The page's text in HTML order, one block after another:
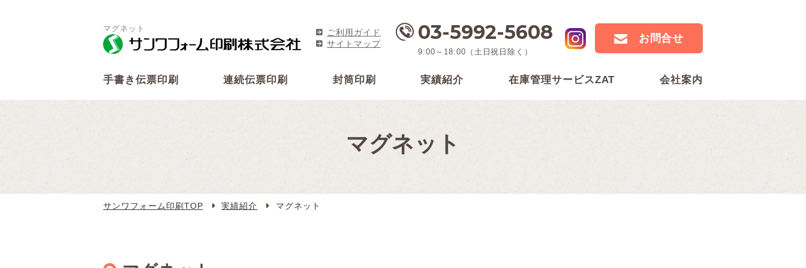
マグネット
ご利用ガイド
サイトマップ
03-5992-5608
9:00～18:00（土日祝日除く）
お問合せ
手書き伝票印刷 連続伝票印刷 封筒印刷 実績紹介 在庫管理サービスZAT 会社案内
マグネット
サンワフォーム印刷TOP 実績紹介 マグネット